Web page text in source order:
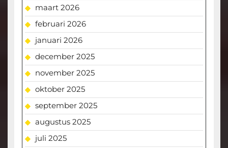
maart 2026
februari 2026
januari 2026
december 2025
november 2025
oktober 2025
september 2025
augustus 2025
juli 2025